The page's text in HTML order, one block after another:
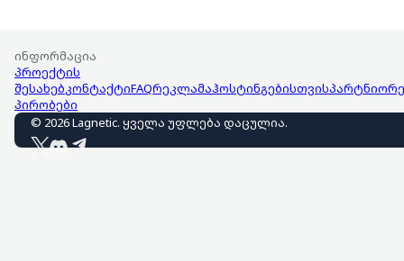
ინფორმაცია
პროექტის
შესახებკონტაქტიFAQრეკლამაჰოსტინგებისთვის
პირობები
© 2026Lagnetic. ყველა უფლება დაცულია.